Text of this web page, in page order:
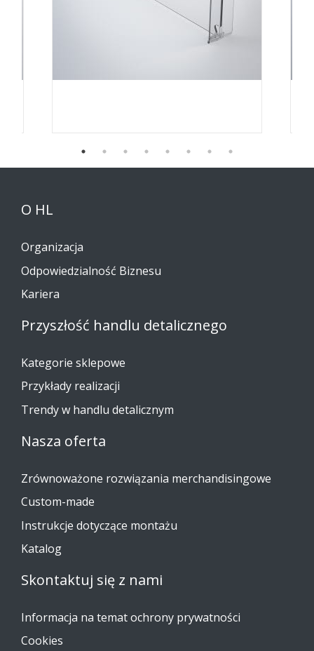
O HL
Organizacja
Odpowiedzialność Biznesu
Kariera
Przyszłość handlu detalicznego
Kategorie sklepowe
Przykłady realizacji
Trendy w handlu detalicznym
Nasza oferta
Zrównoważone rozwiązania merchandisingowe
Custom-made
Instrukcje dotyczące montażu
Katalog
Skontaktuj się z nami
Informacja na temat ochrony prywatności
Cookies